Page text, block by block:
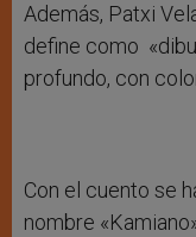
Además, Patxi
define como
profundo, con
Con el cuento se
nombre